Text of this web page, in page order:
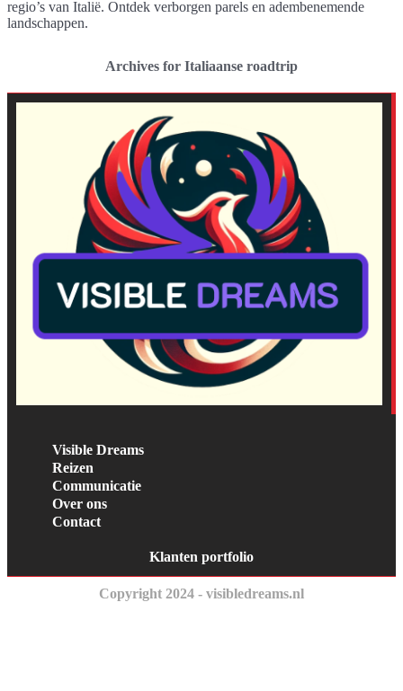
regio’s van Italië. Ontdek verborgen parels en adembenemende
landschappen.
Archives for Italiaanse roadtrip
Visible Dreams
Reizen
Communicatie
Over ons
Contact
Klanten portfolio
Copyright 2024 - visibledreams.nl